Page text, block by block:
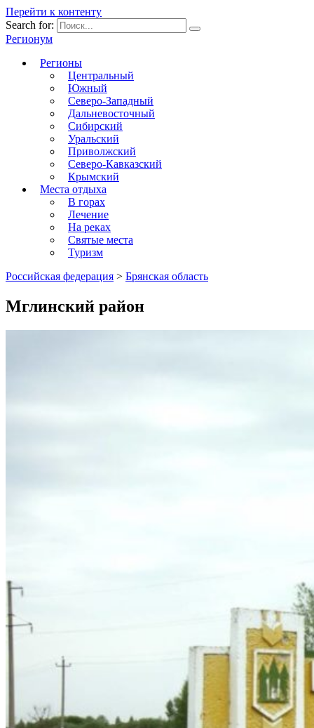
Перейти к контенту
Search for:
Регионум
Регионы
Центральный
Южный
Северо-Западный
Дальневосточный
Сибирский
Уральский
Приволжский
Северо-Кавказский
Крымский
Места отдыха
В горах
Лечение
На реках
Святые места
Туризм
Российская федерация > Брянская область
Мглинский район